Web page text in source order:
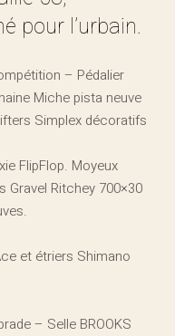
pour l’urbain.
– Pédalier
Miche pista neuve
Simplex décoratifs
FlipFlop. Moyeux
Gravel Ritchey 700×30
et étriers Shimano
– Selle BROOKS